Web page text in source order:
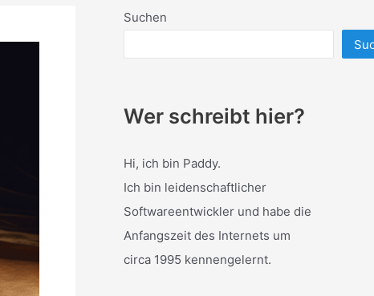
Suchen
Wer schreibt hier?
Hi, ich bin Paddy.
Ich bin leidenschaftlicher
Softwareentwickler und habe die
Anfangszeit des Internets um
circa 1995 kennengelernt.